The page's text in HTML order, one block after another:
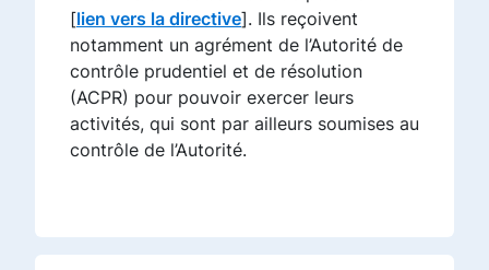
[lien vers la directive]. Ils reçoivent
notamment un agrément de l’Autorité de
contrôle prudentiel et de résolution
(ACPR) pour pouvoir exercer leurs
activités, qui sont par ailleurs soumises au
contrôle de l’Autorité.